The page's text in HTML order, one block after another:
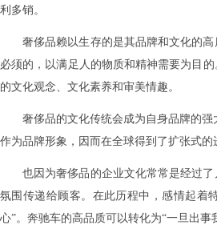
利多销。
奢侈品赖以生存的是其品牌和文化的
必须的，以满足人的物质和精神需要为目
的文化观念、文化素养和审美情趣。
奢侈品的文化传统会成为自身品牌的
作为品牌形象，因而在全球得到了扩张式的
也因为奢侈品的企业文化常常是经过
氛围传递给顾客。在此历程中，感情起着
心”。奔驰车的高品质可以转化为“一旦出事